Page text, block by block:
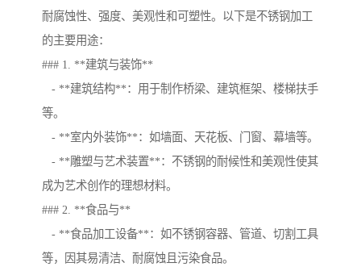
耐腐蚀性、强度、美观性和可塑性。以下是不锈钢加工
的主要用途：
### 1. **建筑与装饰**
- **建筑结构**：用于制作桥梁、建筑框架、楼梯扶手
等。
- **室内外装饰**：如墙面、天花板、门窗、幕墙等。
- **雕塑与艺术装置**：不锈钢的耐候性和美观性使其
成为艺术创作的理想材料。
### 2. **食品与**
- **食品加工设备**：如不锈钢容器、管道、切割工具
等，因其易清洁、耐腐蚀且污染食品。